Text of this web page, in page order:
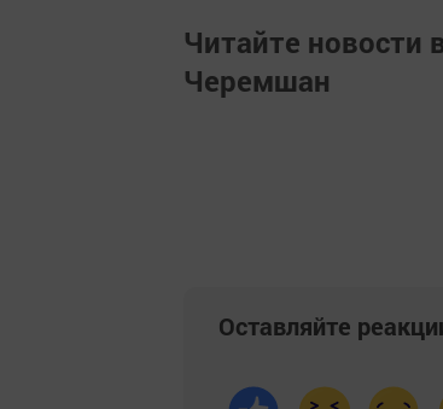
Читайте новости
Черемшан
Оставляйте